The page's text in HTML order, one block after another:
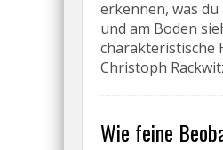
erkennen, was
und am Boden
charakteristische
Christoph
Wie feine